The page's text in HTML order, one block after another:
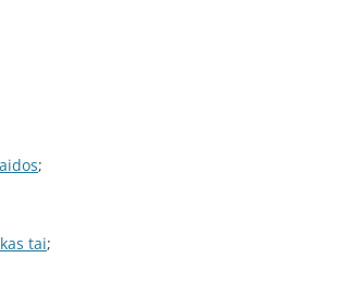
;
tai;